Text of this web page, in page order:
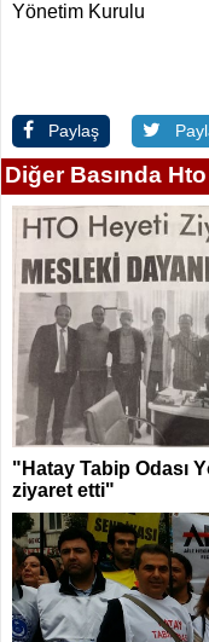
Yönetim Kurulu
Paylaş
Diğer Basında
"Hatay Tabip Odası
ziyaret etti"